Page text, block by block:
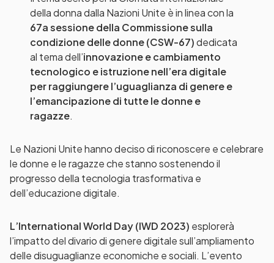
della donna dalla Nazioni Unite è in linea con la
67a sessione della Commissione sulla
condizione delle donne (CSW-67)dedicata
al tema dell’innovazione e cambiamento
tecnologico e istruzione nell’era digitale
per raggiungere l’uguaglianza di genere e
l’emancipazione di tutte le donne e
ragazze.
Le Nazioni Unite hanno deciso di riconoscere e celebrare
le donne e le ragazze che stanno sostenendo il
progresso della tecnologia trasformativa e
dell’educazione digitale.
L’International World Day (IWD 2023) esplorerà
l’impatto del divario di genere digitale sull’ampliamento
delle disuguaglianze economiche e sociali. L’evento